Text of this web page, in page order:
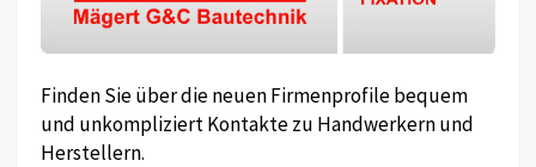
Finden Sie über die neuen Firmenprofile bequem
und unkompliziert Kontakte zu Handwerkern und
Herstellern.